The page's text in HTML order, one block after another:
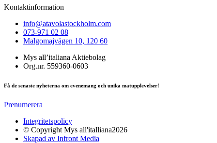
Kontaktinformation
info@atavolastockholm.com
073-971 02 08
Malgomajvägen 10, 120 60
Mys all’italiana Aktiebolag
Org.nr. 559360-0603
Få de senaste nyheterna om evenemang och unika matupplevelser!
Prenumerera
Integritetspolicy
© Copyright Mys all'italliana2026
Skapad av Infront Media